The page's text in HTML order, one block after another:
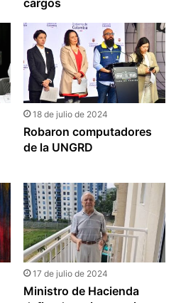
18 de julio de 2024
Robaron computadores
de la UNGRD
17 de julio de 2024
Ministro de Hacienda